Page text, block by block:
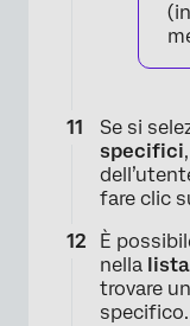
Se si
specifici
fare clic
È
nella
trovare
specifico.